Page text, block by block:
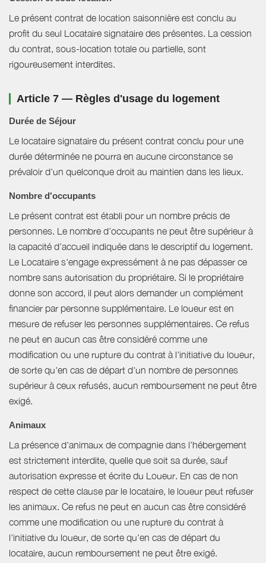
Le présent contrat de location saisonnière est conclu au
profit du seul Locataire signataire des présentes. La cession
du contrat, sous-location totale ou partielle, sont
rigoureusement interdites.
Article 7 — Règles d'usage du logement
Durée de Séjour
Le locataire signataire du présent contrat conclu pour une
durée déterminée ne pourra en aucune circonstance se
prévaloir d'un quelconque droit au maintien dans les lieux.
Nombre d'occupants
Le présent contrat est établi pour un nombre précis de
personnes. Le nombre d’occupants ne peut être supérieur à
la capacité d’accueil indiquée dans le descriptif du logement.
Le Locataire s'engage expressément à ne pas dépasser ce
nombre sans autorisation du propriétaire. Si le propriétaire
donne son accord, il peut alors demander un complément
financier par personne supplémentaire. Le loueur est en
mesure de refuser les personnes supplémentaires. Ce refus
ne peut en aucun cas être considéré comme une
modification ou une rupture du contrat à l'initiative du loueur,
de sorte qu'en cas de départ d'un nombre de personnes
supérieur à ceux refusés, aucun remboursement ne peut être
exigé.
Animaux
La présence d'animaux de compagnie dans l’hébergement
est strictement interdite, quelle que soit sa durée, sauf
autorisation expresse et écrite du Loueur. En cas de non
respect de cette clause par le locataire, le loueur peut refuser
les animaux. Ce refus ne peut en aucun cas être considéré
comme une modification ou une rupture du contrat à
l'initiative du loueur, de sorte qu'en cas de départ du
locataire, aucun remboursement ne peut être exigé.